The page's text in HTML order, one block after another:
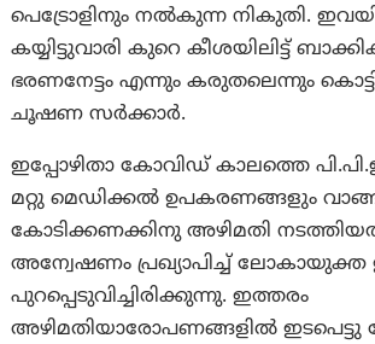
പെട്രോളിനും നൽകുന്ന നികുതി.
കയ്യിട്ടുവാരി കുറെ കീശയിലിട്ട്
ഭരണനേട്ടം എന്നും കരുതലെന്നും
ചൂഷണ സർക്കാർ.
ഇപ്പോഴിതാ കോവിഡ് കാലത്തെ
മറ്റു മെഡിക്കൽ ഉപകരണങ്ങളും
കോടിക്കണക്കിനു അഴിമതി
അന്വേഷണം പ്രഖ്യാപിച്ച്
പുറപ്പെടുവിച്ചിരിക്കുന്നു. ഇത്തരം
അഴിമതിയാരോപണങ്ങളിൽ